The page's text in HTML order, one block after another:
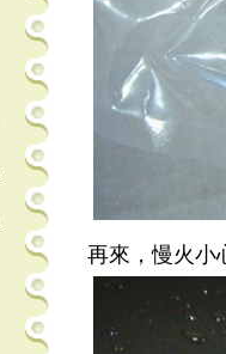
再來，慢火小